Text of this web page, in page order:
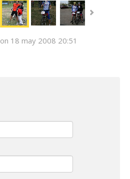
on 18 may 2008 20:51